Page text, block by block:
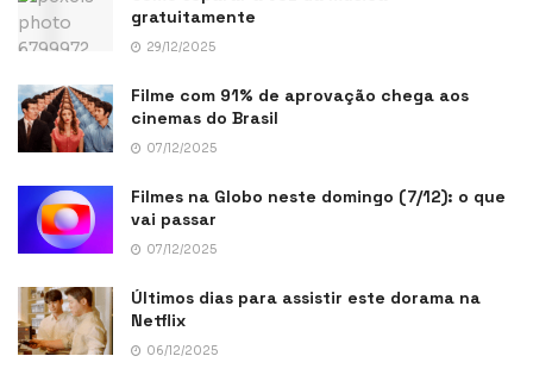
gratuitamente
29/12/2025
Filme com 91% de aprovação chega aos
cinemas do Brasil
07/12/2025
Filmes na Globo neste domingo (7/12): o que
vai passar
07/12/2025
Últimos dias para assistir este dorama na
Netflix
06/12/2025